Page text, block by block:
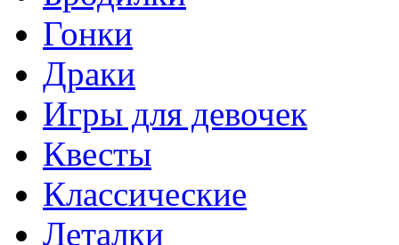
Гонки
Драки
Игры для девочек
Квесты
Классические
Леталки